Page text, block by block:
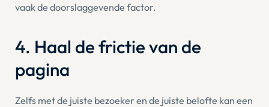
vaak de doorslaggevende factor.
4. Haal de frictie van de
pagina
Zelfs met de juiste bezoeker en de juiste belofte kan een